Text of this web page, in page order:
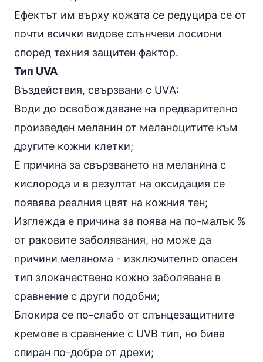
Ефектът им върху кожата се редуцира се от
почти всички видове слънчеви лосиони
според техния защитен фактор.
Тип UVA
Въздействия, свързвани с UVА:
Води до освобождаване на предварително
произведен меланин от меланоцитите към
другите кожни клетки;
Е причина за свързването на меланина с
кислорода и в резултат на оксидация се
появява реалния цвят на кожния тен;
Изглежда е причина за поява на по-малък %
от раковите заболявания, но може да
причини меланома - изключително опасен
тип злокачествено кожно заболяване в
сравнение с други подобни;
Блокира се по-слабо от слънцезащитните
кремове в сравнение с UVB тип, но бива
спиран по-добре от дрехи;